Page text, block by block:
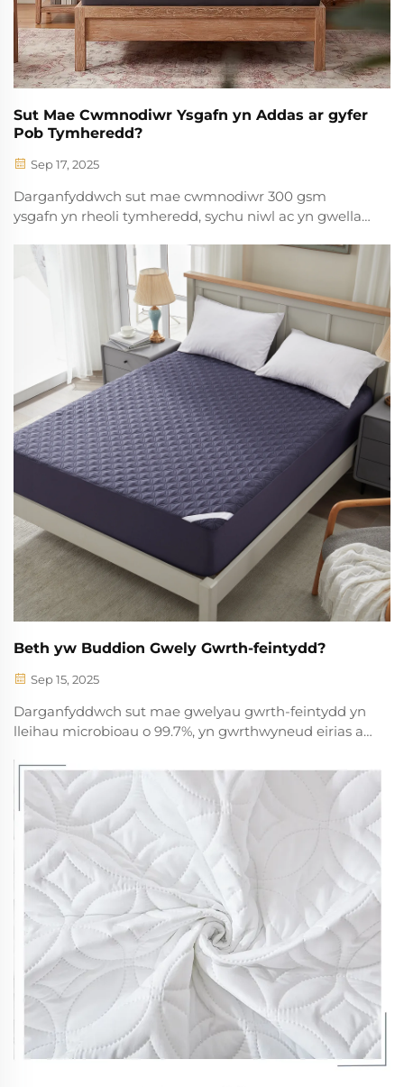
Sut Mae Cwmnodiwr Ysgafn yn Addas ar gyfer
Pob Tymheredd?
Sep 17, 2025
Darganfyddwch sut mae cwmnodiwr 300 gsm
ysgafn yn rheoli tymheredd, sychu niwl ac yn gwella
wrth wsleep a phob tywyll. Dysgwch fwy.
Beth yw Buddion Gwely Gwrth-feintydd?
Sep 15, 2025
Darganfyddwch sut mae gwelyau gwrth-feintydd yn
lleihau microbioau o 99.7%, yn gwrthwyneud eirias a
ar gyfer croen sensitif a chyfryngau o uchelgarwch.
Dysgwch ragor.